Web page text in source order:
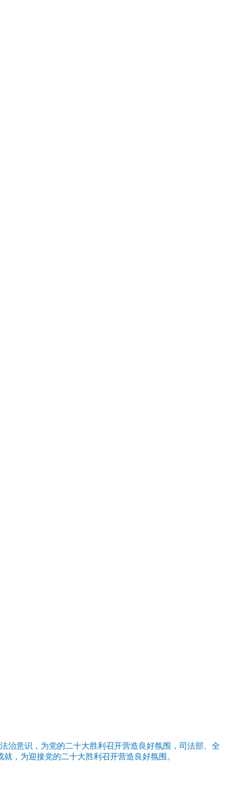
治意识，为党的二十大胜利召开营造良好氛围，司法部、全
，为迎接党的二十大胜利召开营造良好氛围。